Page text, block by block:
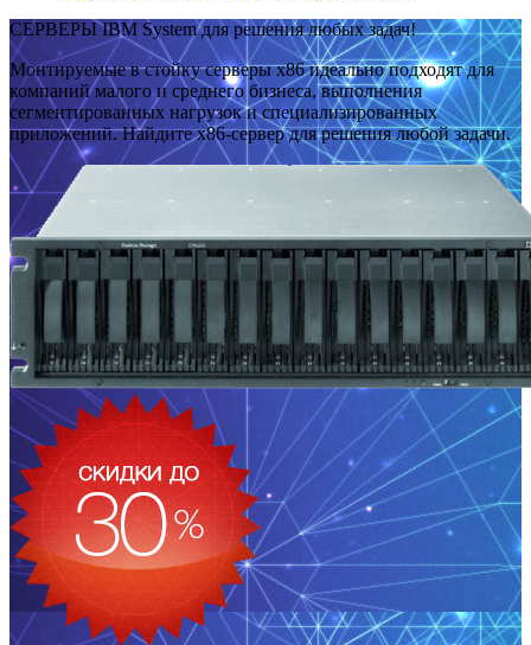
СЕРВЕРЫ IBM System для решения любых задач!
Монтируемые в стойку серверы x86 идеально подходят для
компаний малого и среднего бизнеса, выполнения
сегментированных нагрузок и специализированных
приложений. Найдите x86-сервер для решения любой задачи.